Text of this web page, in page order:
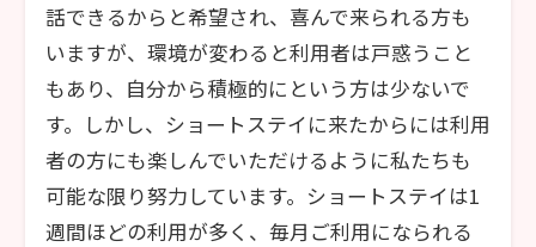
話できるからと希望され、喜んで来られる方も
いますが、環境が変わると利用者は戸惑うこと
もあり、自分から積極的にという方は少ないで
す。しかし、ショートステイに来たからには利用
者の方にも楽しんでいただけるように私たちも
可能な限り努力しています。ショートステイは1
週間ほどの利用が多く、毎月ご利用になられる